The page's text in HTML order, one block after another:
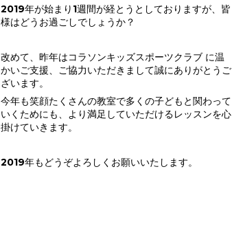
2019年が始まり1週間が経とうとしておりますが、皆
様はどうお過ごしでしょうか？
改めて、昨年はコラソンキッズスポーツクラブ に温
かいご支援、ご協力いただきまして誠にありがとうご
ざいます。
今年も笑顔たくさんの教室で多くの子どもと関わって
いくためにも、より満足していただけるレッスンを心
掛けていきます。
2019年もどうぞよろしくお願いいたします。